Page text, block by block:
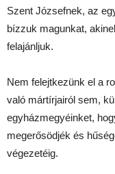
Szent Józsefnek, az
bízzuk magunkat,
felajánljuk.
Nem felejtkezünk el a
való mártírjairól sem,
egyházmegyéinket,
megerősödjék és
végezetéig.